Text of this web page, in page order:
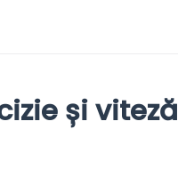
și viteză